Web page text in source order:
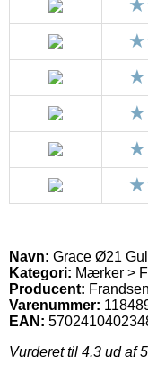
Navn: Grace Ø21
Kategori: Mærker >
Producent: Frandsen
Varenummer:
EAN:
Vurderet til 4.3 ud af